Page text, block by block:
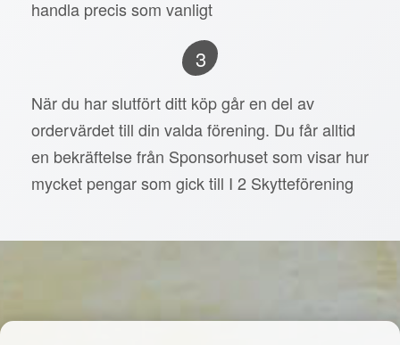
handla precis som vanligt
3
När du har slutfört ditt köp går en del av
ordervärdet till din valda förening. Du får alltid
en bekräftelse från Sponsorhuset som visar hur
mycket pengar som gick till I 2 Skytteförening